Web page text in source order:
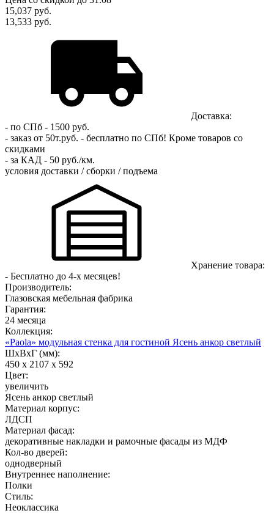
15,037 руб.
13,533 руб.
Доставка:
- по СПб - 1500 руб.
- заказ от 50т.руб. - бесплатно по СПб! Кроме товаров со
скидками
- за КАД - 50 руб./км.
условия доставки / сборки / подъема
Хранение товара:
- Бесплатно до 4-х месяцев!
Производитель:
Глазовская мебельная фабрика
Гарантия:
24 месяца
Коллекция:
«Paola» модульная стенка для гостиной Ясень анкор светлый
ШхВхГ (мм):
450 х 2107 х 592
Цвет:
увеличить
Ясень анкор светлый
Материал корпус:
ЛДСП
Материал фасад:
декоративные накладки и рамочные фасады из МДФ
Кол-во дверей:
однодверный
Внутреннее наполнение:
Полки
Стиль:
Неоклассика